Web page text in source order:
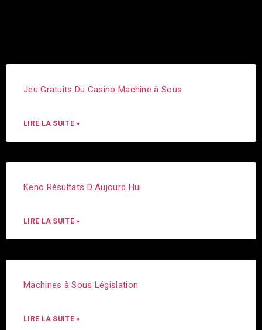
Jeu Gratuits Du Casino Machine à Sous
LIRE LA SUITE »
Keno Résultats D Aujourd Hui
LIRE LA SUITE »
Machines à Sous Législation
LIRE LA SUITE »